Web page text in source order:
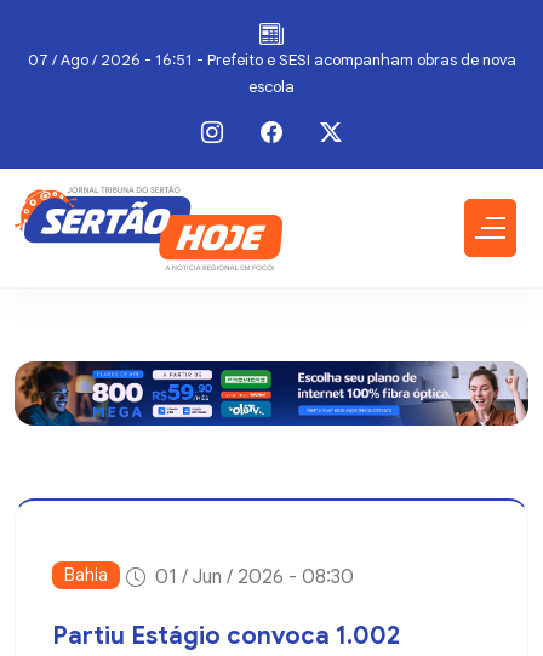
07 / Ago / 2026 - 16:51 - Prefeito e SESI acompanham obras de nova
escola
Bahia 01 / Jun / 2026 - 08:30
Partiu Estágio convoca 1.002